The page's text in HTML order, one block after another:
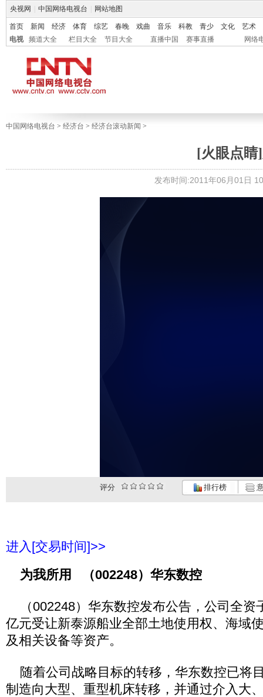
央视网 中国网络电视台 网站地图
首页 新闻 经济 体育 综艺 春晚 戏曲 音乐 科教 青少 文化
艺术
电视
频道大全 栏目大全 节目大全 直播中国 赛事直播 网络
中国网络电视台 > 经济台 > 经济台滚动新闻 >
[火眼点睛
发布时间:2011年06月01日
评分 排行榜
进入[交易时间]>>
为我所用 （002248）华东数控
（002248）华东数控发布公告，公司全资
亿元受让新泰源船业全部土地使用权、海域
及相关设备等资产。
随着公司战略目标的转移，华东数控已将
制造向大型、重型机床转移，并通过介入大